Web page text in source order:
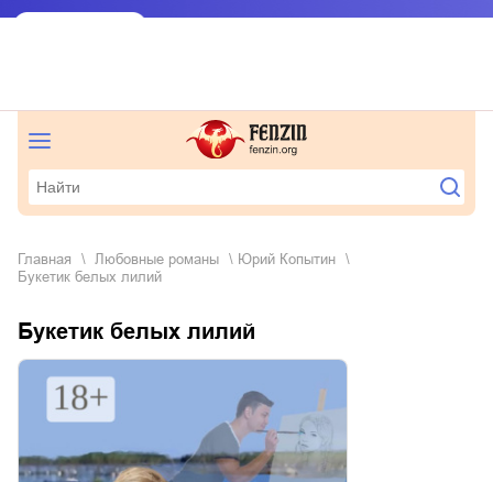
Главная любовные романы
Юрий Копытин
Букетик белых лилий
Букетик белых лилий